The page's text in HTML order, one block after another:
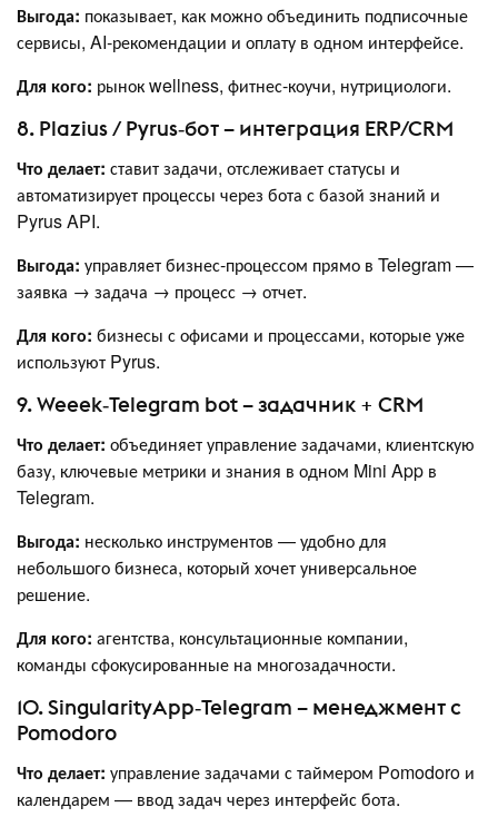
Выгода: показывает, как можно объединить подписочные
сервисы, AI‑рекомендации и оплату в одном интерфейсе.
Для кого: рынок wellness, фитнес‑коучи, нутрициологи.
8. Plazius / Pyrus‑бот – интеграция ERP/CRM
Что делает: ставит задачи, отслеживает статусы и
автоматизирует процессы через бота с базой знаний и
Pyrus API.
Выгода: управляет бизнес‑процессом прямо в Telegram —
заявка → задача → процесс → отчет.
Для кого: бизнесы с офисами и процессами, которые уже
используют Pyrus.
9. Weeek‑Telegram bot – задачник + CRM
Что делает: объединяет управление задачами, клиентскую
базу, ключевые метрики и знания в одном Mini App в
Telegram.
Выгода: несколько инструментов — удобно для
небольшого бизнеса, который хочет универсальное
решение.
Для кого: агентства, консультационные компании,
команды сфокусированные на многозадачности.
10. SingularityApp‑Telegram – менеджмент с
Pomodoro
Что делает: управление задачами с таймером Pomodoro и
календарем — ввод задач через интерфейс бота.